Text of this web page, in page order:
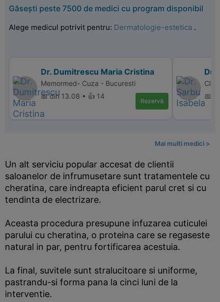
Găsești peste 7500 de medici cu program disponibil
Alege medicul potrivit pentru: Dermatologie-estetica .
Dr. Dumitrescu Maria Cristina
Memormed- Cuza - Bucuresti
📅 din 13.08 • 👍 14
Rezervă
Dr.
📅
Mai multi medici >
Un alt serviciu popular accesat de clientii
saloanelor de infrumusetare sunt tratamentele cu
cheratina, care indreapta eficient parul cret si cu
tendinta de electrizare.
Aceasta procedura presupune infuzarea cuticulei
parului cu cheratina, o proteina care se regaseste
natural in par, pentru fortificarea acestuia.
La final, suvitele sunt stralucitoare si uniforme,
pastrandu-si forma pana la cinci luni de la
interventie.